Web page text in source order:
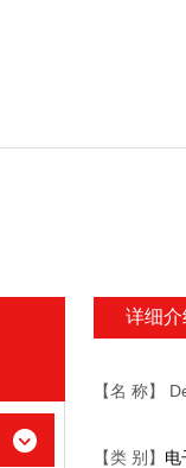
详细介
【名 称】
【类 别】 电